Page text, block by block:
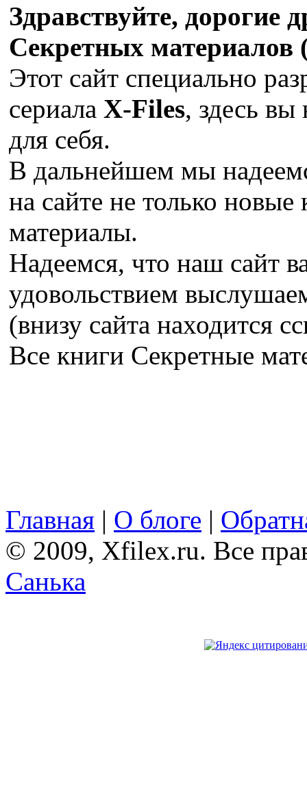
Здравствуйте, дорогие
Секретных материалов
Этот сайт специально
сериала X-Files, здесь вы
для себя.
В дальнейшем мы
на сайте не только
материалы.
Надеемся, что наш сайт
удовольствием
(внизу сайта находится
Все книги Секретные
Главная | О блоге |
© 2009, Xfilex.ru. Все
Санька